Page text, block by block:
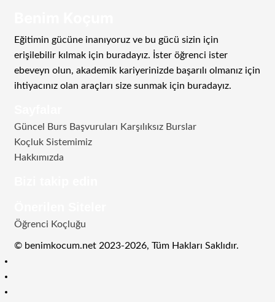
Eğitimin gücüne inanıyoruz ve bu gücü sizin için
erişilebilir kılmak için buradayız. İster öğrenci ister
ebeveyn olun, akademik kariyerinizde başarılı olmanız için
ihtiyacınız olan araçları size sunmak için buradayız.
Güncel Burs Başvuruları Karşılıksız Burslar
Koçluk Sistemimiz
Hakkımızda
Öğrenci Koçluğu
© benimkocum.net 2023-2026, Tüm Hakları Saklıdır.